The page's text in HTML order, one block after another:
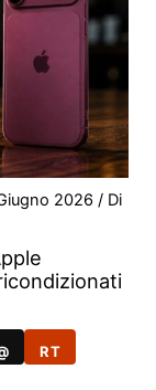
2026/ Di
RT